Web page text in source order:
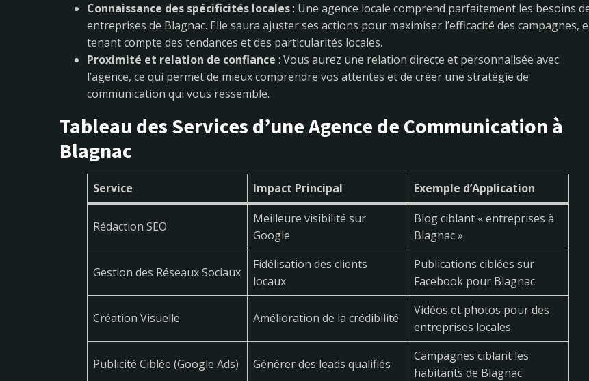
Connaissance des spécificités locales: Une agence locale comprend parfaitement les besoins
entreprises de Blagnac. Elle saura ajuster ses actions pour maximiser l’efficacité des campagnes,
tenant compte des tendances et des particularités locales.
Proximité et relation de confiance : Vous aurez une relation directe et personnalisée avec
l’agence, ce qui permet de mieux comprendre vos attentes et de créer une stratégie de
communication qui vous ressemble.
Tableau des Services d’une Agence de Communication à
Blagnac
Service Impact Principal Exemple d’Application
Rédaction SEO
Meilleure visibilité sur
Google
Blog ciblant « entreprises à
Blagnac »
Gestion des Réseaux Sociaux
Fidélisation des clients
locaux
Publications ciblées sur
Facebook pour Blagnac
Création Visuelle Amélioration de la crédibilité
Vidéos et photos pour des
entreprises locales
Publicité Ciblée (Google Ads) Générer des leads qualifiés
Campagnes ciblant les
habitants de Blagnac